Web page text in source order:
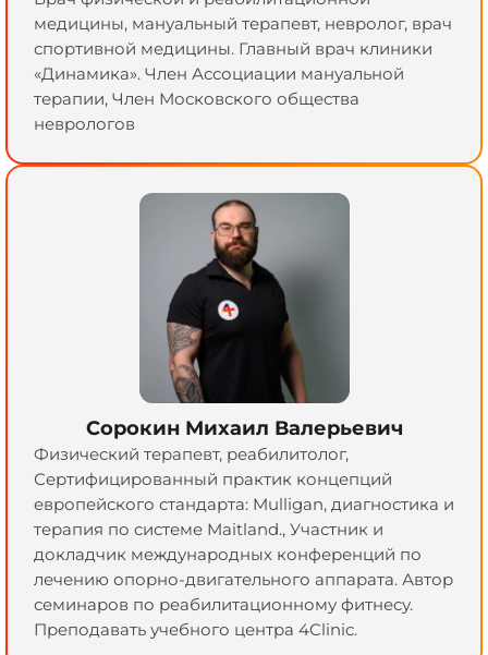
медицины, мануальный терапевт, невролог, врач
спортивной медицины. Главный врач клиники
«Динамика». Член Ассоциации мануальной
терапии, Член Московского общества
неврологов
Сорокин Михаил Валерьевич
Физический терапевт, реабилитолог,
Сертифицированный практик концепций
европейского стандарта: Mulligan, диагностика и
терапия по системе Maitland., Участник и
докладчик международных конференций по
лечению опорно-двигательного аппарата. Автор
семинаров по реабилитационному фитнесу.
Преподавать учебного центра 4Clinic.